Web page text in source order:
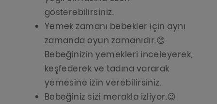
gösterebilirsiniz.
Yemek zamanı bebekler için aynı
zamanda oyun zamanıdır.😊
Bebeğinizin yemekleri inceleyerek,
keşfederek ve tadına vararak
yemesine izin verebilirsiniz.
Bebeğiniz sizi merakla izliyor.😉